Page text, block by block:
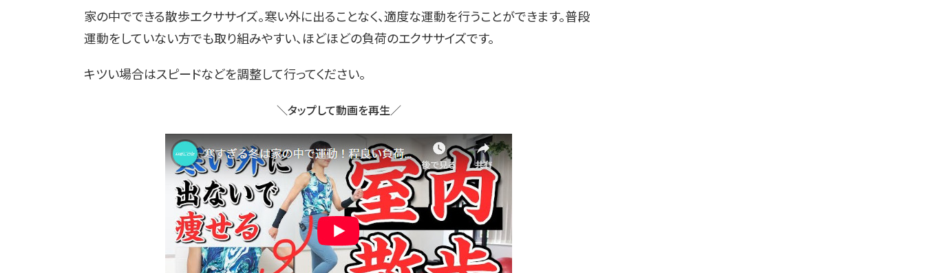
家の中でできる散歩エクササイズ。寒い外に出ることなく、適度な運動を行うことができます。普段
運動をしていない方でも取り組みやすい、ほどほどの負荷のエクササイズです。
キツい場合はスピードなどを調整して行ってください。
＼タップして動画を再生／